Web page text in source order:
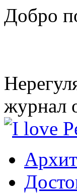
Добро
журнал